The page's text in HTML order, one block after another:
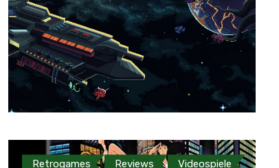
Retrogames Reviews Videospiele